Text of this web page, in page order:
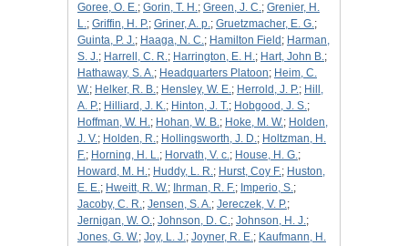
Goree, O. E.; Gorin, T. H.; Green, J. C.; Grenier, H.
L.; Griffin, H. P.; Griner, A. p.; Gruetzmacher, E. G.;
Guinta, P. J.; Haaga, N. C.; Hamilton Field ; Harman,
S. J.; Harrell, C. R.; Harrington, E. H.; Hart, John B.;
Hathaway, S. A.; Headquarters Platoon; Heim, C.
W.; Helker, R. B.; Hensley, W. E.; Herrold, J. P.; Hill,
A. P.; Hilliard, J. K.; Hinton, J. T.; Hobgood, J. S.;
Hoffman, W. H.; Hohan, W. B.; Hoke, M. W.; Holden,
J. V.; Holden, R.; Hollingsworth, J. D.; Holtzman, H.
F.; Horning, H. L.; Horvath, V. c.; House, H. G.;
Howard, M. H.; Huddy, L. R.; Hurst, Coy F.; Huston,
E. E.; Hweitt, R. W.; Ihrman, R. F.; Imperio, S.;
Jacoby, C. R.; Jensen, S. A.; Jereczek, V. P.;
Jernigan, W. O.; Johnson, D. C.; Johnson, H. J.;
Jones, G. W.; Joy, L. J.; Joyner, R. E.; Kaufmann, H.